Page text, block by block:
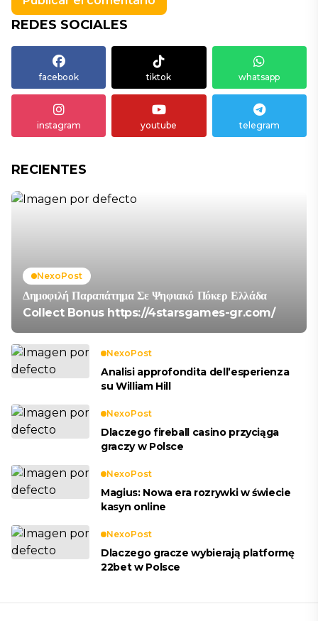
REDES SOCIALES
facebook tiktok whatsapp
instagram youtube telegram
RECIENTES
NexoPost
Δημοφιλή Παραπάτημα Σε Ψηφιακό Πόκερ Ελλάδα
Collect Bonus https://4starsgames-gr.com/
NexoPost
Analisi approfondita dell’esperienza
su William Hill
NexoPost
Dlaczego fireball casino przyciąga
graczy w Polsce
NexoPost
Magius: Nowa era rozrywki w świecie
kasyn online
NexoPost
Dlaczego gracze wybierają platformę
22bet w Polsce